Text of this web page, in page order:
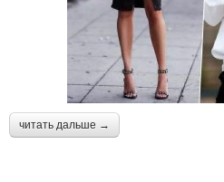
читать дальше →